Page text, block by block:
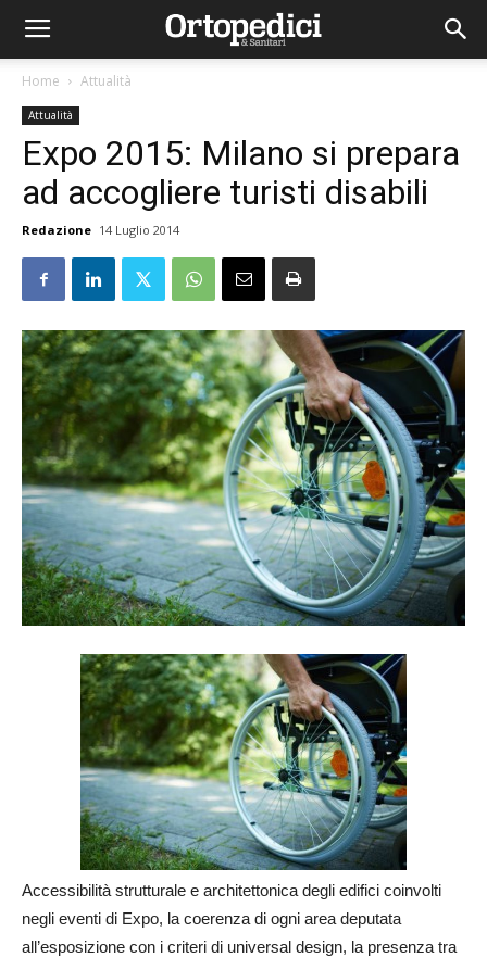
Home Attualità
Attualità
Expo 2015: Milano si prepara
ad accogliere turisti disabili
Redazione 14 Luglio 2014
Accessibilità strutturale e architettonica degli edifici coinvolti
negli eventi di Expo, la coerenza di ogni area deputata
all’esposizione con i criteri di universal design, la presenza tra